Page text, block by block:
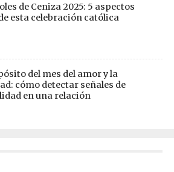
de Ceniza 2025: 5 aspectos
esta celebración católica
del mes del amor y la
cómo detectar señales de
en una relación